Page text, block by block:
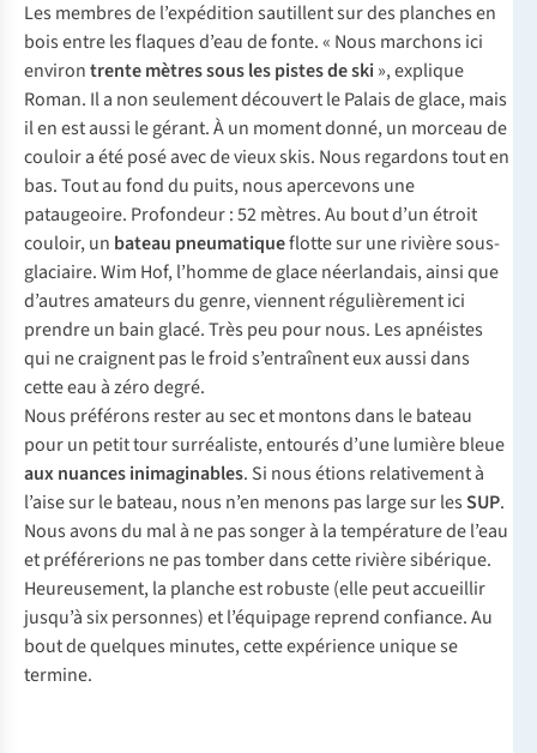
Les membres de l’expédition sautillent sur des planches en
bois entre les flaques d’eau de fonte. « Nous marchons ici
environtrente mètres sous les pistes de ski », explique
Roman. Il a non seulement découvert le Palais de glace, mais
il en est aussi le gérant. À un moment donné, un morceau de
couloir a été posé avec de vieux skis. Nous regardons tout en
bas. Tout au fond du puits, nous apercevons une
pataugeoire. Profondeur : 52 mètres. Au bout d’un étroit
couloir, un bateau pneumatiqueflotte sur une rivière sous-
glaciaire. Wim Hof, l’homme de glace néerlandais, ainsi que
d’autres amateurs du genre, viennent régulièrement ici
prendre un bain glacé. Très peu pour nous. Les apnéistes
qui ne craignent pas le froid s’entraînent eux aussi dans
cette eau à zéro degré.
Nous préférons rester au sec et montons dans le bateau
pour un petit tour surréaliste, entourés d’une lumière bleue
aux nuances inimaginables. Si nous étions relativement à
l’aise sur le bateau, nous n’en menons pas large sur lesSUP.
Nous avons du mal à ne pas songer à la température de l’eau
et préférerions ne pas tomber dans cette rivière sibérique.
Heureusement, la planche est robuste (elle peut accueillir
jusqu’à six personnes) et l’équipage reprend confiance. Au
bout de quelques minutes, cette expérience unique se
termine.